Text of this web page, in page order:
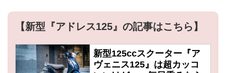
【新型『アドレス125』の記事はこちら】
新型125ccスクーター『ア
ヴェニス125』は超カッコ